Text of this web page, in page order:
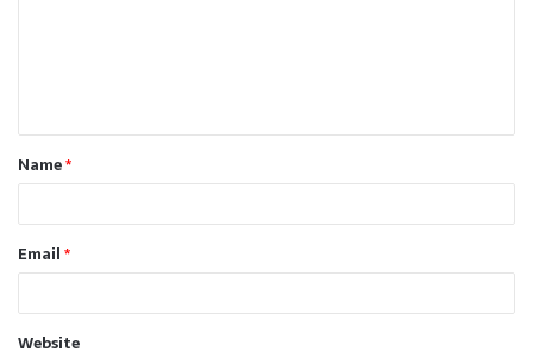
t
*Name*
Email*
Website